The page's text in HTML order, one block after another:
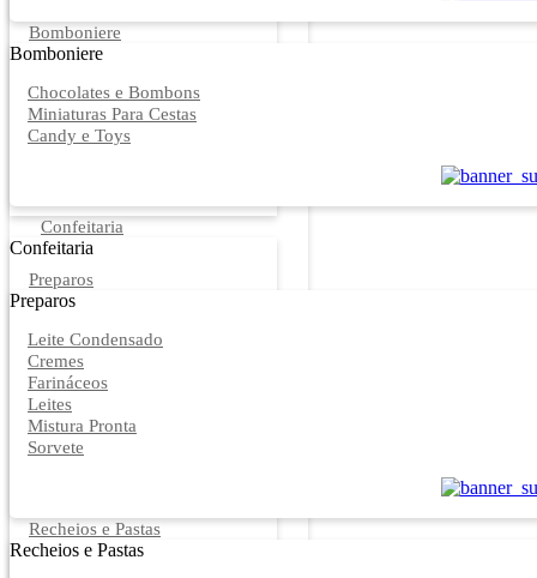
Bomboniere
Bomboniere
Chocolates e Bombons
Miniaturas Para Cestas
Candy e Toys
Confeitaria
Confeitaria
Preparos
Preparos
Leite Condensado
Cremes
Farináceos
Leites
Mistura Pronta
Sorvete
Recheios e Pastas
Recheios e Pastas